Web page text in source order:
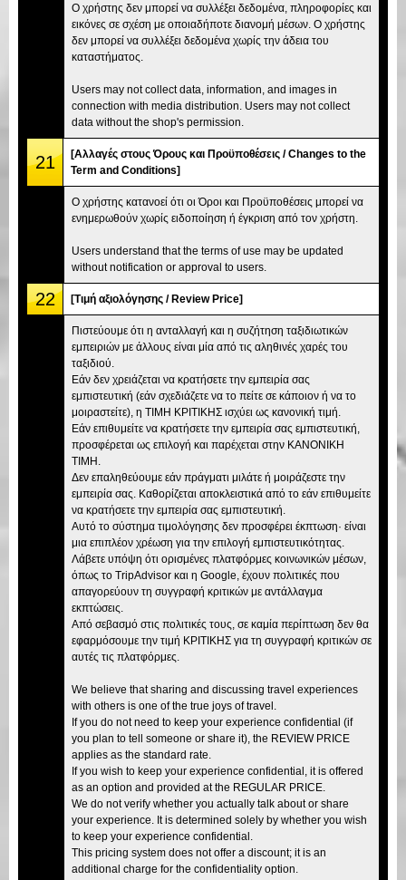
Ο χρήστης δεν μπορεί να συλλέξει δεδομένα, πληροφορίες και
εικόνες σε σχέση με οποιαδήποτε διανομή μέσων. Ο χρήστης
δεν μπορεί να συλλέξει δεδομένα χωρίς την άδεια του
καταστήματος.
Users may not collect data, information, and images in
connection with media distribution. Users may not collect
data without the shop's permission.
21
[Αλλαγές στους Όρους και Προϋποθέσεις / Changes to the
Term and Conditions]
Ο χρήστης κατανοεί ότι οι Όροι και Προϋποθέσεις μπορεί να
ενημερωθούν χωρίς ειδοποίηση ή έγκριση από τον χρήστη.
Users understand that the terms of use may be updated
without notification or approval to users.
22 [Τιμή αξιολόγησης / Review Price]
Πιστεύουμε ότι η ανταλλαγή και η συζήτηση ταξιδιωτικών
εμπειριών με άλλους είναι μία από τις αληθινές χαρές του
ταξιδιού.
Εάν δεν χρειάζεται να κρατήσετε την εμπειρία σας
εμπιστευτική (εάν σχεδιάζετε να το πείτε σε κάποιον ή να το
μοιραστείτε), η ΤΙΜΗ ΚΡΙΤΙΚΗΣ ισχύει ως κανονική τιμή.
Εάν επιθυμείτε να κρατήσετε την εμπειρία σας εμπιστευτική,
προσφέρεται ως επιλογή και παρέχεται στην ΚΑΝΟΝΙΚΗ
ΤΙΜΗ.
Δεν επαληθεύουμε εάν πράγματι μιλάτε ή μοιράζεστε την
εμπειρία σας. Καθορίζεται αποκλειστικά από το εάν επιθυμείτε
να κρατήσετε την εμπειρία σας εμπιστευτική.
Αυτό το σύστημα τιμολόγησης δεν προσφέρει έκπτωση· είναι
μια επιπλέον χρέωση για την επιλογή εμπιστευτικότητας.
Λάβετε υπόψη ότι ορισμένες πλατφόρμες κοινωνικών μέσων,
όπως το TripAdvisor και η Google, έχουν πολιτικές που
απαγορεύουν τη συγγραφή κριτικών με αντάλλαγμα
εκπτώσεις.
Από σεβασμό στις πολιτικές τους, σε καμία περίπτωση δεν θα
εφαρμόσουμε την τιμή ΚΡΙΤΙΚΗΣ για τη συγγραφή κριτικών σε
αυτές τις πλατφόρμες.
We believe that sharing and discussing travel experiences
with others is one of the true joys of travel.
If you do not need to keep your experience confidential (if
you plan to tell someone or share it), the REVIEW PRICE
applies as the standard rate.
If you wish to keep your experience confidential, it is offered
as an option and provided at the REGULAR PRICE.
We do not verify whether you actually talk about or share
your experience. It is determined solely by whether you wish
to keep your experience confidential.
This pricing system does not offer a discount; it is an
additional charge for the confidentiality option.